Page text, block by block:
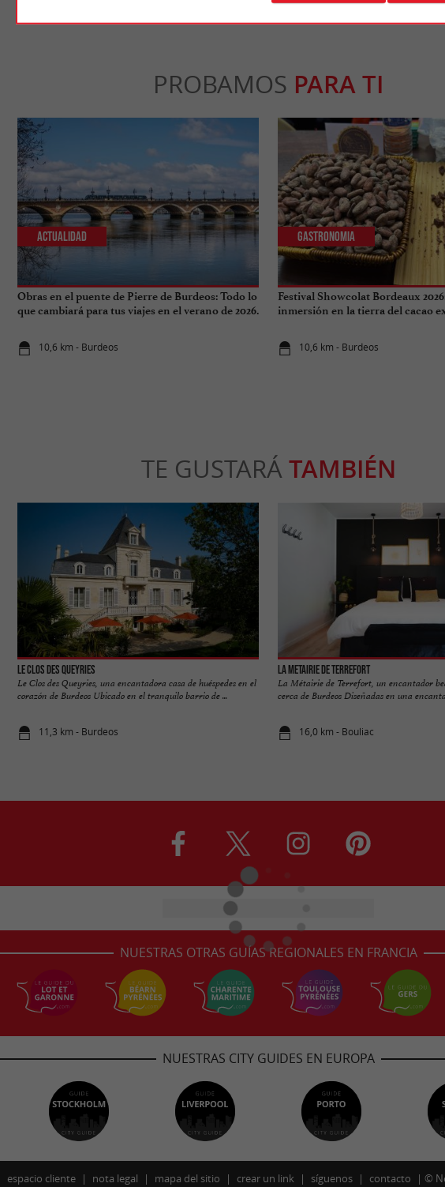
PROBAMOS PARA TI
Obras en el puente de Pierre de Burdeos: Todo lo
que cambiará para tus viajes en el verano de 2026.
10,6 km - Burdeos
Actualidad
Festival Showcolat Bordeaux
inmersión en la tierra del cacao
10,6 km - Burdeos
Gastronomia
TE GUSTARÁTAMBIÉN
Le Clos des Queyries
Le Clos des Queyries, una encantadora casa de huéspedes en el
corazón de Burdeos Ubicado en el tranquilo barrio de ...
11,3 km - Burdeos
La Metairie de Terrefort
La Métairie de Terrefort, un encantador
cerca de Burdeos Diseñadas en una
16,0 km - Bouliac
NUESTRAS OTRAS GUÍAS REGIONALES EN FRANCIA
NUESTRAS CITY GUIDES EN EUROPA
espacio cliente nota legal mapa del sitio crear un link síguenos contacto ©